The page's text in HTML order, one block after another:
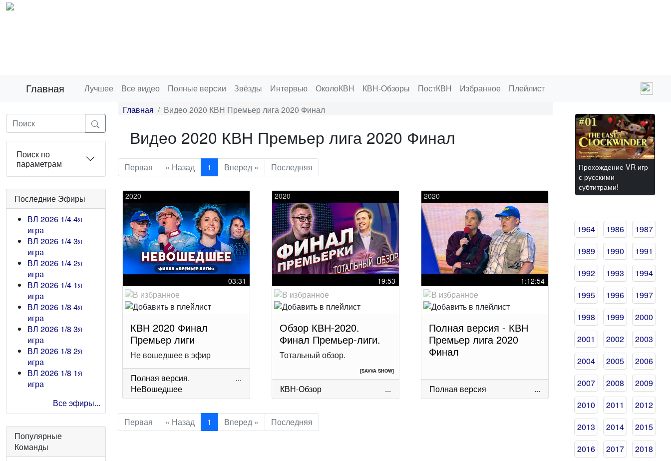
Главная Лучшее Все видео Полные версии Звёзды Интервью ОколоКВН КВН-Обзоры ПостКВН Избранное Плейлист
Поиск по
параметрам
Последние Эфиры
ВЛ 2026 1/4 4я
игра
ВЛ 2026 1/4 3я
игра
ВЛ 2026 1/4 2я
игра
ВЛ 2026 1/4 1я
игра
ВЛ 2026 1/8 4я
игра
ВЛ 2026 1/8 3я
игра
ВЛ 2026 1/8 2я
игра
ВЛ 2026 1/8 1я
игра
Все эфиры...
Популярные
Команды
Главная Видео 2020 КВН Премьер лига 2020 Финал
Видео 2020 КВН Премьер лига 2020 Финал
Первая « Назад 1 Вперед » Последняя
2020
03:31
КВН 2020 Финал
Премьер лиги
Не вошедшее в эфир
Полная версия.
НеВошедшее
...
2020
19:53
Обзор КВН-2020.
Финал Премьер-лиги.
Тотальный обзор.
[SAVVA SHOW]
КВН-Обзор ...
2020
1:12:54
Полная версия - КВН
Премьер лига 2020
Финал
Полная версия ...
Первая « Назад 1 Вперед » Последняя
Прохождение VR игр
с русскими
субтитрами!
1964 1986
1987
1989
1990
1991
1992
1993
1994
1995
1996
1997
1998
1999
2000
2001
2002
2003
2004
2005
2006
2007
2008
2009
2010
2011
2012
2013
2014
2015
2016
2017
2018